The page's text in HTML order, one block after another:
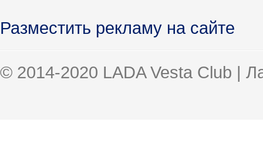
Разместить рекламу на сайте
© 2014-2020 LADA Vesta Club |